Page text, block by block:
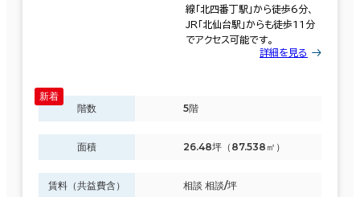
線「北四番丁駅」から徒歩6分、
JR「北仙台駅」からも徒歩11分
でアクセス可能です。
詳細を見る
階数 5階
面積 26.48坪（87.538㎡）
賃料（共益費含） 相談 相談/坪